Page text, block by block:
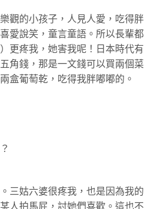
的小孩子，人見人愛，吃得胖
愛說笑，童言童語。所以長輩都
更疼我，她害我呢！日本時代有
角錢，那是一文錢可以買兩個菜
盒葡萄乾，吃得我胖嘟嘟的。
姑六婆很疼我，也是因為我的
人拍馬屁，討她們喜歡。這也不